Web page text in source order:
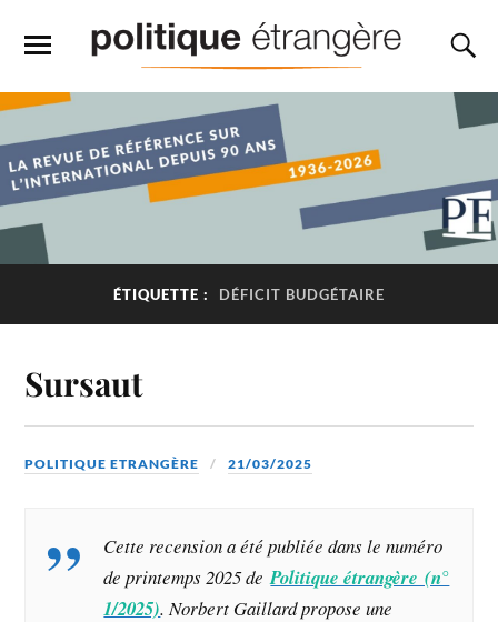
ÉTIQUETTE : DÉFICIT BUDGÉTAIRE
Sursaut
POLITIQUE ETRANGÈRE 21/03/2025
Cette recension a été publiée dans le numéro
de printemps 2025 dePolitique étrangère (n°
1/2025). Norbert Gaillard propose une